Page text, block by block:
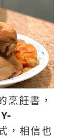
烹飪書，
，相信也